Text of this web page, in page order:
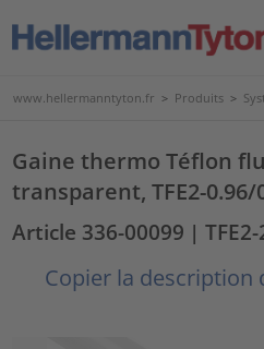
www.hellermanntyton.fr > Produits >
Gaine thermo Téflon
transparent, TFE2-
Article 336-00099 | TFE2-
Copier la description